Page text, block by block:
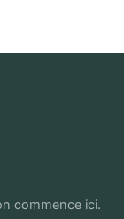
commence ici.